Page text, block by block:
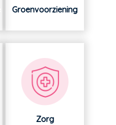
Groenvoorziening
Zorg